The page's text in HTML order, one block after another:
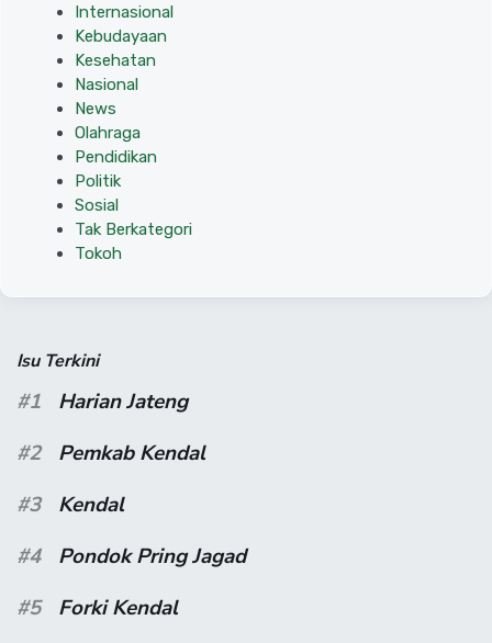
Internasional
Kebudayaan
Kesehatan
Nasional
News
Olahraga
Pendidikan
Politik
Sosial
Tak Berkategori
Tokoh
Isu Terkini
#1
Harian Jateng
#2
Pemkab Kendal
#3
Kendal
#4
Pondok Pring Jagad
#5
Forki Kendal